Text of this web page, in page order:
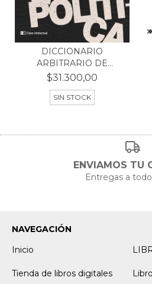
DICCIONARIO
ARBITRARIO DE
POLÍTICA
$31.300,00
SIN STOCK
ENVIAMOS TU
Entregas a
NAVEGACIÓN
Inicio
Tienda de libros digitales